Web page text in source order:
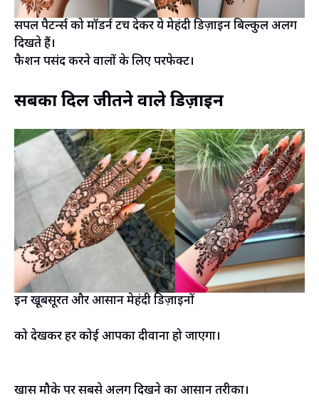
सिंपल पैटर्न्स को मॉडर्न टच देकर ये मेहंदी डिज़ाइन बिल्कुल अलग
दिखते हैं।
फैशन पसंद करने वालों के लिए परफेक्ट।
सबका दिल जीतने वाले डिज़ाइन
इन खूबसूरत और आसान मेहंदी डिज़ाइनों
को देखकर हर कोई आपका दीवाना हो जाएगा।
खास मौके पर सबसे अलग दिखने का आसान तरीका।